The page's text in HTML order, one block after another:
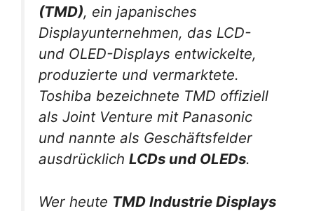
(TMD), ein japanisches
Displayunternehmen, das LCD-
und OLED-Displays entwickelte,
produzierte und vermarktete.
Toshiba bezeichnete TMD offiziell
als Joint Venture mit Panasonic
und nannte als Geschäftsfelder
ausdrücklich LCDs und OLEDs.
Wer heute TMD Industrie Displays